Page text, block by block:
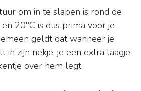
om in te slapen is rond de
en 20°C is dus prima voor je
geldt dat wanneer je
in zijn nekje, je een extra laagje
over hem legt.